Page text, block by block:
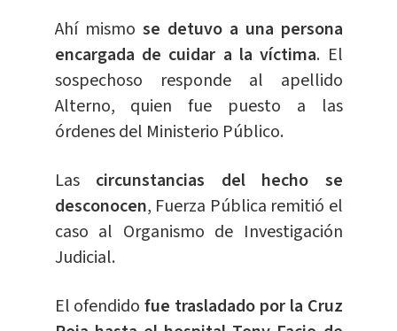
Ahí mismo se detuvo a una persona
encargada de cuidar a la víctima. El
sospechoso responde al apellido
Alterno, quien fue puesto a las
órdenes del Ministerio Público.
Lascircunstancias del hecho se
desconocen, Fuerza Pública remitió el
caso al Organismo de Investigación
Judicial.
El ofendido fue trasladado por la Cruz